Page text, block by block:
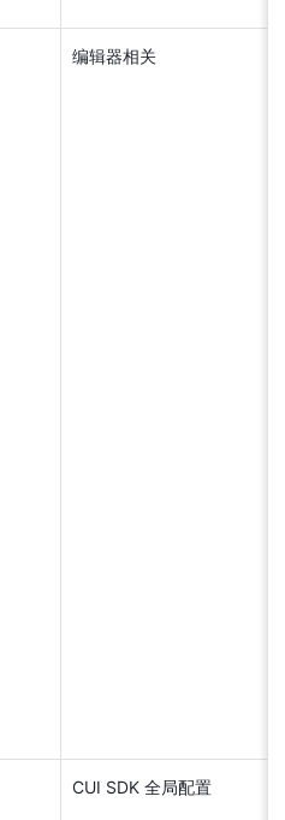
编辑器相关
CUI SDK 全局配置